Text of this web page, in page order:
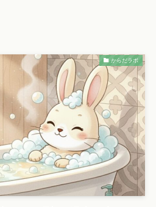
からだラボ